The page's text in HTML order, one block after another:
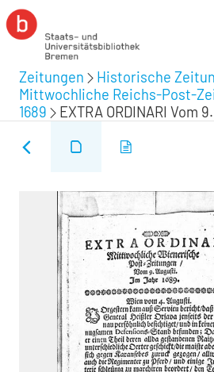
Zeitungen Historische
Mittwochliche Reichs-Post-
1689
EXTRA ORDINARI Vom